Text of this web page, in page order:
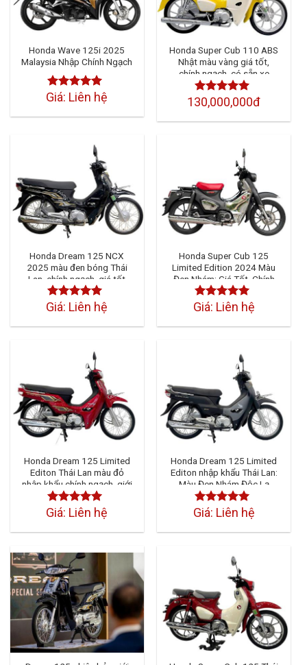
Honda Wave 125i 2025
Malaysia Nhập Chính Ngạch
Được xếp
sao
Giá: Liên hệ
Honda Super Cub 110 ABS
Nhật màu vàng giá tốt,
chính ngạch, có sẵn xe
Được xếp
hạng
4.50
sao
130,000,000đ
Honda Dream 125 NCX
2025 màu đen bóng Thái
Lan, chính ngạch, giá tốt
Được xếp
sao
Giá: Liên hệ
Honda Super Cub 125
Limited Edition 2024 Màu
Đen Nhám: Giá Tốt, Chính
Ngạch
Được xếp
sao
Giá: Liên hệ
Honda Dream 125 Limited
Editon Thái Lan màu đỏ
nhập khẩu chính ngạch, giới
hạn
Được xếp
sao
Giá: Liên hệ
Honda Dream 125 Limited
Editon nhập khẩu Thái Lan:
Màu Đen Nhám Độc Lạ
Được xếp
sao
Giá: Liên hệ